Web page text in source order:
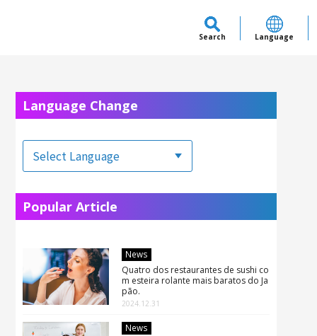
Search Language
Language Change
Popular Article
News
Quatro dos restaurantes de sushi co
m esteira rolante mais baratos do Ja
pão.
2024.12.31
News